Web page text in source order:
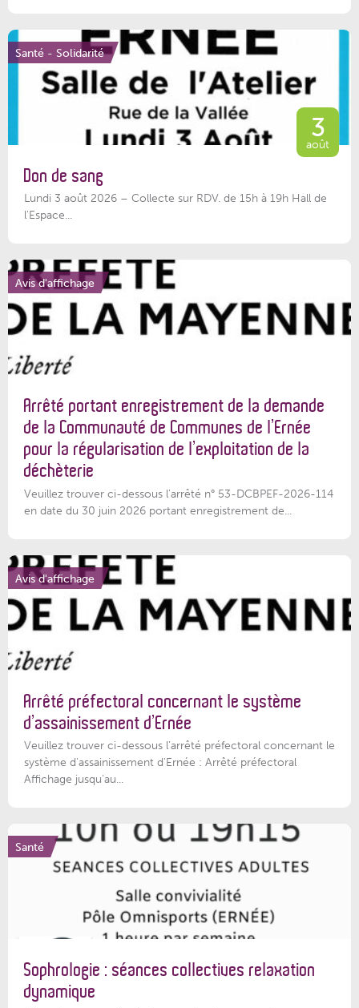
Santé - Solidarité
3
août
Don de sang
Lundi 3 août 2026 – Collecte sur RDV. de 15h à 19h Hall de
l'Espace...
Avis d'affichage
Arrêté portant enregistrement de la demande
de la Communauté de Communes de l’Ernée
pour la régularisation de l’exploitation de la
déchèterie
Veuillez trouver ci-dessous l'arrêté n° 53-DCBPEF-2026-114
en date du 30 juin 2026 portant enregistrement de...
Avis d'affichage
Arrêté préfectoral concernant le système
d’assainissement d’Ernée
Veuillez trouver ci-dessous l’arrêté préfectoral concernant le
système d'assainissement d'Ernée : Arrêté préfectoral
Affichage jusqu'au...
Santé
Sophrologie : séances collectives relaxation
dynamique